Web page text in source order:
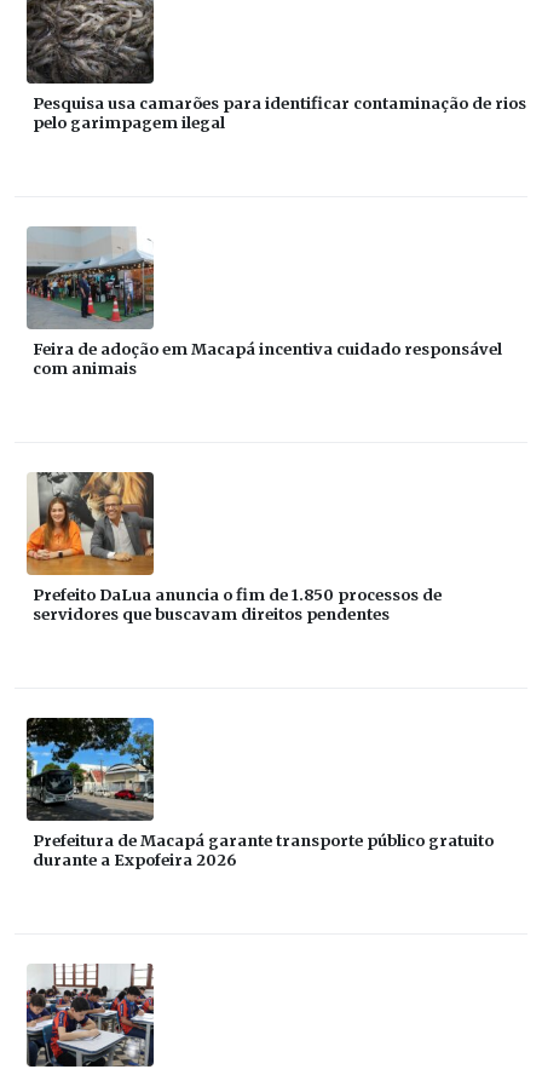
Pesquisa usa camarões para identificar contaminação de rios
pelo garimpagem ilegal
Feira de adoção em Macapá incentiva cuidado responsável
com animais
Prefeito DaLua anuncia o fim de 1.850 processos de
servidores que buscavam direitos pendentes
Prefeitura de Macapá garante transporte público gratuito
durante a Expofeira 2026